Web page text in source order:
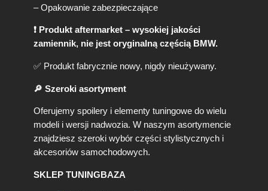
1
2
2
1
(
P
R
E
L
– Opakowanie zabezpieczające
❗ Produkt aftermarket – wysokiej jakości
zamiennik, nie jest oryginalną częścią BMW.
✅ Produkt fabrycznie nowy, nigdy nieużywany.
🔎 Szeroki asortyment
Oferujemy spoilery i elementy tuningowe do wielu
modeli i wersji nadwozia. W naszym asortymencie
znajdziesz szeroki wybór części stylistycznych i
akcesoriów samochodowych.
SKLEP TUNINGBAZA